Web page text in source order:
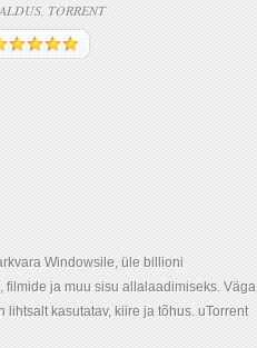
TORRENT
Windowsile, üle billioni
ja muu sisu allalaadimiseks. Väga
kasutatav, kiire ja tõhus. uTorrent